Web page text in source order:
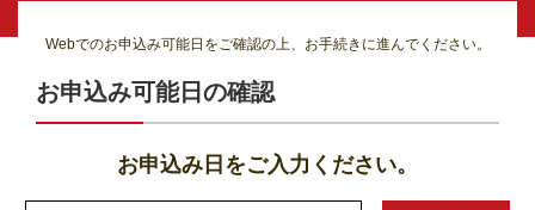
Webでのお申込み可能日をご確認の上、お手続きに進んでください。
お申込み可能日の確認
お申込み日をご入力ください。